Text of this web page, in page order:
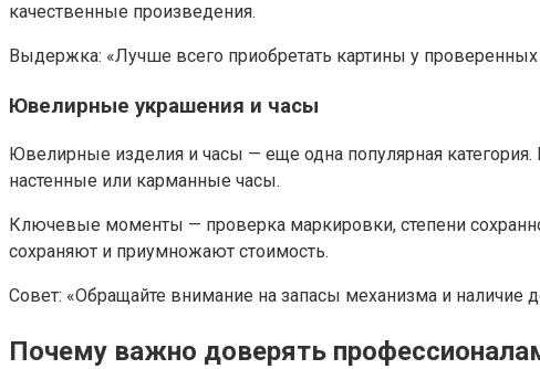
качественные произведения.
Выдержка: «Лучше всего приобретать картины у
Ювелирные украшения и часы
Ювелирные изделия и часы — еще одна популярная
настенные или карманные часы.
Ключевые моменты — проверка маркировки, степени
сохраняют и приумножают стоимость.
Совет: «Обращайте внимание на запасы механизма и
Почему важно доверять